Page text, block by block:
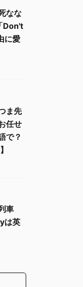
なな
Don't
に愛
ま先
任せ
で？
車
は英